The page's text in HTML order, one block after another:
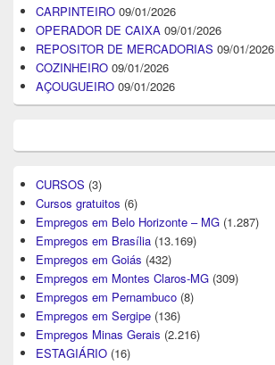
CARPINTEIRO 09/01/2026
OPERADOR DE CAIXA 09/01/2026
REPOSITOR DE MERCADORIAS 09/01/2026
COZINHEIRO 09/01/2026
AÇOUGUEIRO 09/01/2026
CURSOS (3)
Cursos gratuitos (6)
Empregos em Belo Horizonte – MG (1.287)
Empregos em Brasília (13.169)
Empregos em Goiás (432)
Empregos em Montes Claros-MG (309)
Empregos em Pernambuco (8)
Empregos em Sergipe (136)
Empregos Minas Gerais (2.216)
ESTAGIÁRIO (16)